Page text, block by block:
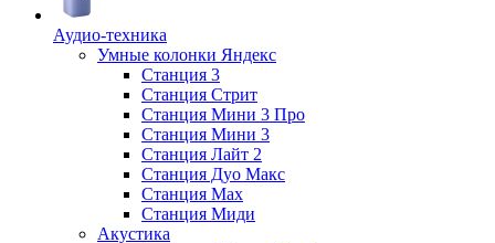
Аудио-техника
Умные колонки Яндекс
Станция 3
Станция Стрит
Станция Мини 3 Про
Станция Мини 3
Станция Лайт 2
Станция Дуо Макс
Станция Max
Станция Миди
Акустика